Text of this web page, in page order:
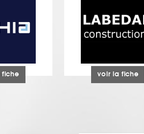
fiche voir la fiche